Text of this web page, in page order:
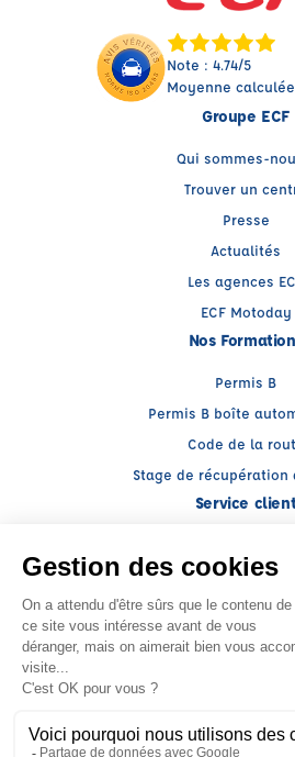
Note : 4.74/5
Moyenne
Groupe ECF
Qui sommes-
Trouver un
Presse
Actualités
Les agences
ECF Motoday
Nos
Permis B
Permis B boîte
Code de la
Stage de récupération
Service
My ECF
Conseils